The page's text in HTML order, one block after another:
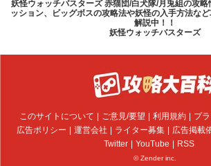
妖怪ウォッチバスターズ 赤猫団/白犬隊/月兎組の攻略
ッション、ビッグボスの攻略法や妖怪の入手方法な
解説中！！
妖怪ウォッチバスターズ
このサイトについて ご意見/要望 利用規約
プ
広告ポリシー
運営会社 ライター募集 広告掲載
Twitter
YouTube RSS
© Zender inc.